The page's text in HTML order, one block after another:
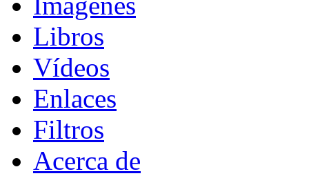
Libros
Vídeos
Enlaces
Filtros
Acerca de